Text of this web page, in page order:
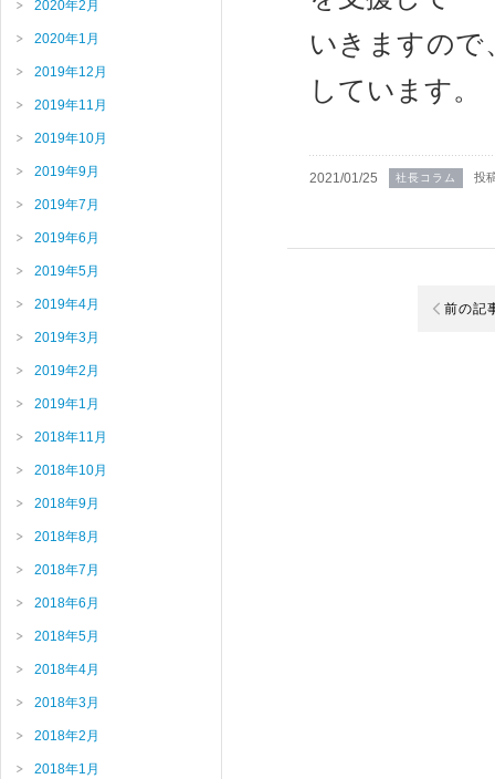
いきますので
しています。
2021/01/25 社長コラム 投
前の記
2020年2月
2020年1月
2019年12月
2019年11月
2019年10月
2019年9月
2019年7月
2019年6月
2019年5月
2019年4月
2019年3月
2019年2月
2019年1月
2018年11月
2018年10月
2018年9月
2018年8月
2018年7月
2018年6月
2018年5月
2018年4月
2018年3月
2018年2月
2018年1月